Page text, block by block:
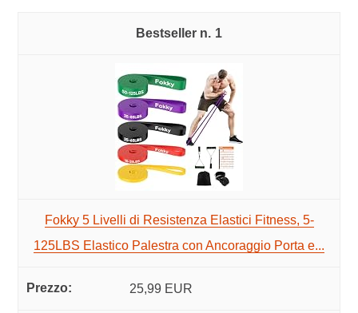
1
Fokky 5 Livelli di Resistenza Elastici Fitness, 5-
125LBS Elastico Palestra con Ancoraggio Porta e...
25,99 EUR